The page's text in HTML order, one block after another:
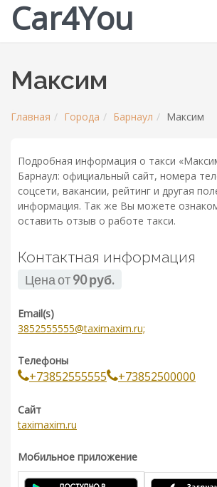
Car4You
Максим
Главная Города Барнаул Максим
Подробная информация о такси
Барнаул: официальный сайт, номера
соцсети, вакансии, рейтинг и другая
информация. Так же Вы можете
оставить отзыв о работе такси.
Контактная информация
Цена от90 руб.
Email(s)
3852555555@taximaxim.ru;
Телефоны
+73852555555 +73852500000
Сайт
taximaxim.ru
Мобильное приложение